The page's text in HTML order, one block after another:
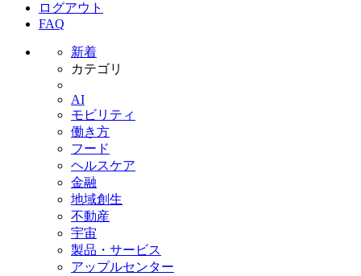
ログアウト
FAQ
新着
カテゴリ
AI
モビリティ
働き方
フード
ヘルスケア
金融
地域創生
不動産
宇宙
製品・サービス
アップルセンター